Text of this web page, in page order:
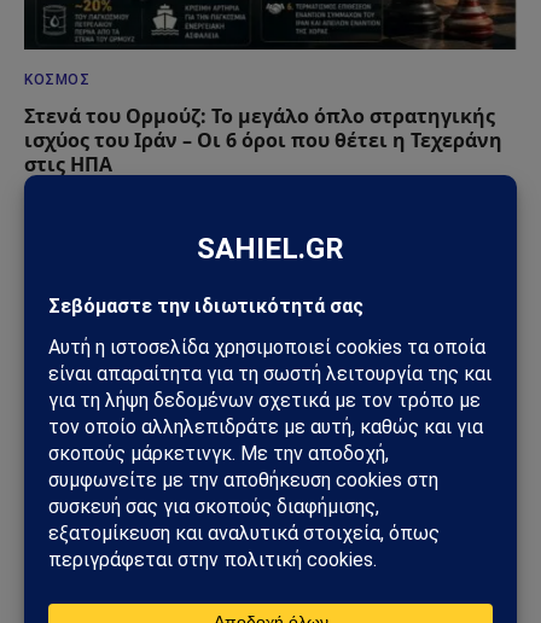
ΚΌΣΜΟΣ
Στενά του Ορμούζ: Το μεγάλο όπλο στρατηγικής
ισχύος του Ιράν – Οι 6 όροι που θέτει η Τεχεράνη
στις ΗΠΑ
ΚΌΣΜΟΣ
υπόθεσή του – Τι πραγματικά συμβαίνει στις ΗΠΑ